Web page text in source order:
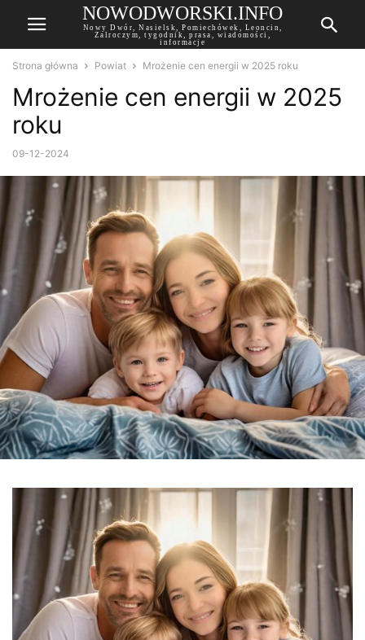
NOWODWORSKI.INFO
Nowy Dwór, Nasielsk, Pomiechówek, Leoncin,
Zalroczym, tygodnik, prasa, wiadomości,
informacje
Strona główna Powiat Mrożenie cen energii w 2025 roku
Mrożenie cen energii w 2025
roku
09-12-2024